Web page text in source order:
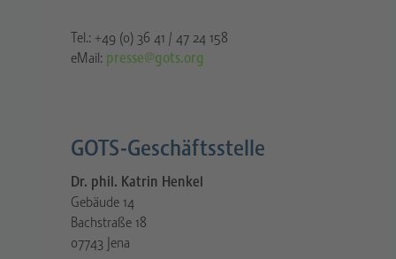
Tel.: +49 (0) 36 41 / 47 24 158
eMail: presse@gots.org
GOTS-Geschäftsstelle
Dr. phil. Katrin Henkel
Gebäude 14
Bachstraße 18
07743 Jena